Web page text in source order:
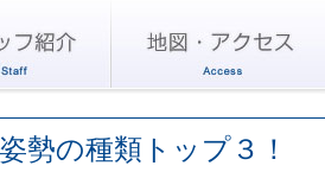
勢の種類トップ３！